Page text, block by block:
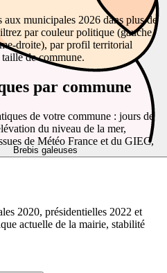
Brebis galeuses
aux municipales 2026 dans plus de
par couleur politique (gauche,
droite), par profil territorial
de commune.
par commune
de votre commune : jours de
du niveau de la mer,
de Météo France et du GIEC,
2020, présidentielles 2022 et
actuelle de la mairie, stabilité